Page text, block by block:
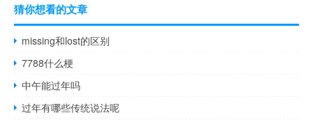
猜你想看的文章
missing和lost的区别
7788什么梗
中午能过年吗
过年有哪些传统说法呢